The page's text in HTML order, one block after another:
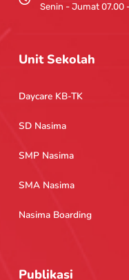
Senin - Jumat 07.00
Unit Sekolah
Daycare KB-TK
SD Nasima
SMP Nasima
SMA Nasima
Nasima Boarding
Publikasi